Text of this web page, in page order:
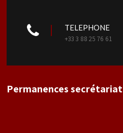
TELEPHONE
+33 3 88 25 76 61
Permanences secrétariat